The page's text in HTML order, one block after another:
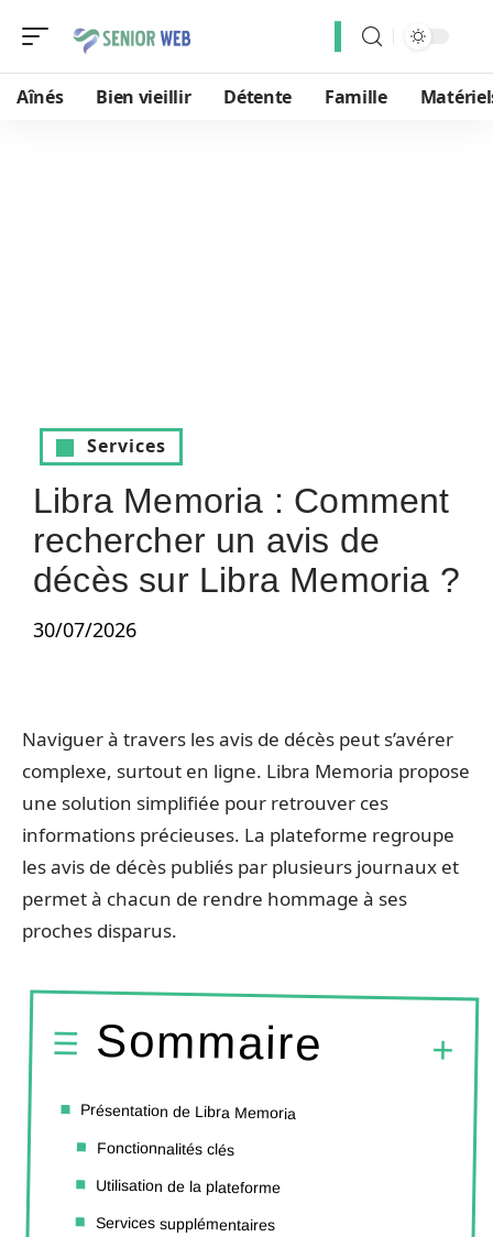
Aînés Bien vieillir Détente Famille
Services
Libra Memoria : Comment
rechercher un avis de
décès sur Libra Memoria ?
30/07/2026
Naviguer à travers les avis de décès peut s’avérer
complexe, surtout en ligne. Libra Memoria propose
une solution simplifiée pour retrouver ces
informations précieuses. La plateforme regroupe
les avis de décès publiés par plusieurs journaux et
permet à chacun de rendre hommage à ses
proches disparus.
Sommaire
Présentation de Libra Memoria
Fonctionnalités clés
Utilisation de la plateforme
Services supplémentaires